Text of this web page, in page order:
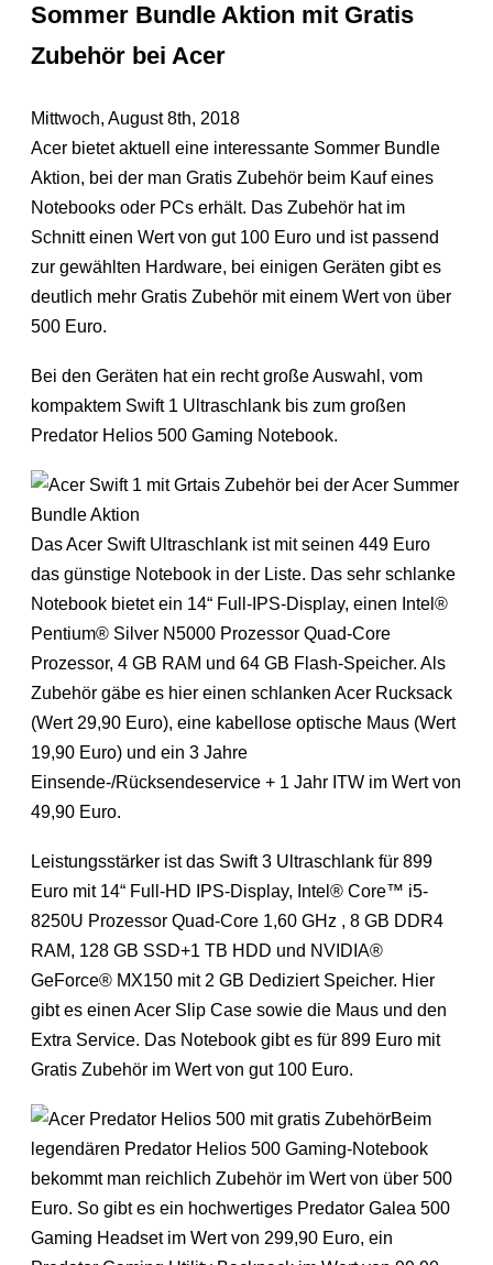
Sommer Bundle Aktion mit Gratis
Zubehör bei Acer
Mittwoch, August 8th, 2018
Acer bietet aktuell eine interessante Sommer Bundle
Aktion, bei der man Gratis Zubehör beim Kauf eines
Notebooks oder PCs erhält. Das Zubehör hat im
Schnitt einen Wert von gut 100 Euro und ist passend
zur gewählten Hardware, bei einigen Geräten gibt es
deutlich mehr Gratis Zubehör mit einem Wert von über
500 Euro.
Bei den Geräten hat ein recht große Auswahl, vom
kompaktem Swift 1 Ultraschlank bis zum großen
Predator Helios 500 Gaming Notebook.
Das Acer Swift Ultraschlank ist mit seinen 449 Euro
das günstige Notebook in der Liste. Das sehr schlanke
Notebook bietet ein 14“ Full-IPS-Display, einen Intel®
Pentium® Silver N5000 Prozessor Quad-Core
Prozessor, 4 GB RAM und 64 GB Flash-Speicher. Als
Zubehör gäbe es hier einen schlanken Acer Rucksack
(Wert 29,90 Euro), eine kabellose optische Maus (Wert
19,90 Euro) und ein 3 Jahre
Einsende-/Rücksendeservice + 1 Jahr ITW im Wert von
49,90 Euro.
Leistungsstärker ist das Swift 3 Ultraschlank für 899
Euro mit 14“ Full-HD IPS-Display, Intel® Core™ i5-
8250U Prozessor Quad-Core 1,60 GHz , 8 GB DDR4
RAM, 128 GB SSD+1 TB HDD und NVIDIA®
GeForce® MX150 mit 2 GB Dediziert Speicher. Hier
gibt es einen Acer Slip Case sowie die Maus und den
Extra Service. Das Notebook gibt es für 899 Euro mit
Gratis Zubehör im Wert von gut 100 Euro.
Beim
legendären Predator Helios 500 Gaming-Notebook
bekommt man reichlich Zubehör im Wert von über 500
Euro. So gibt es ein hochwertiges Predator Galea 500
Gaming Headset im Wert von 299,90 Euro, ein